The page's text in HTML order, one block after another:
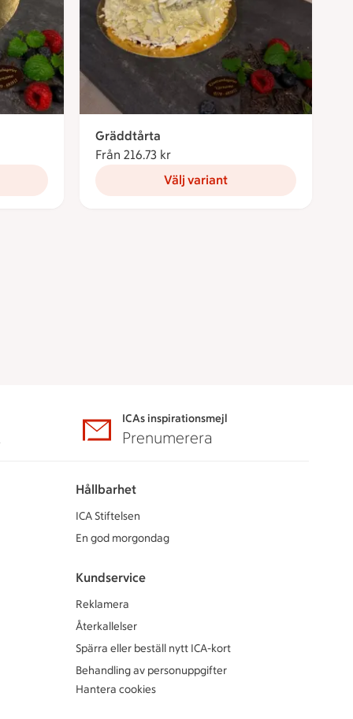
Gräddtårta
Från 216.73 kr
Välj variant
ICAs inspirationsmejl
Prenumerera
Hållbarhet
ICA Stiftelsen
En god morgondag
Kundservice
Reklamera
Återkallelser
Spärra eller beställ nytt ICA-kort
Behandling av personuppgifter
Hantera cookies